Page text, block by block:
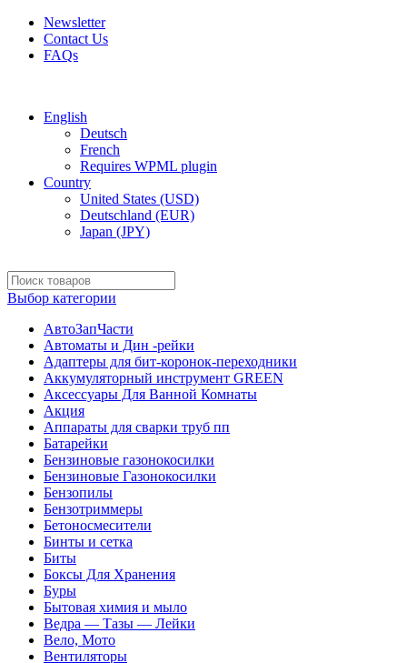
Newsletter
Contact Us
FAQs
English
Deutsch
French
Requires WPML plugin
Country
United States (USD)
Deutschland (EUR)
Japan (JPY)
Выбор категории
АвтоЗапЧасти
Автоматы и Дин -рейки
Адаптеры для бит-коронок-переходники
Аккумуляторный инструмент GREEN
Аксессуары Для Ванной Комнаты
Акция
Аппараты для сварки труб пп
Батарейки
Бензиновые газонокосилки
Бензиновые Газонокосилки
Бензопилы
Бензотриммеры
Бетоносмесители
Бинты и сетка
Биты
Боксы Для Хранения
Буры
Бытовая химия и мыло
Ведра — Тазы — Лейки
Вело, Мото
Вентиляторы